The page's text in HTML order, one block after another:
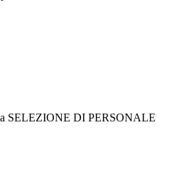
SELEZIONE DI PERSONALE